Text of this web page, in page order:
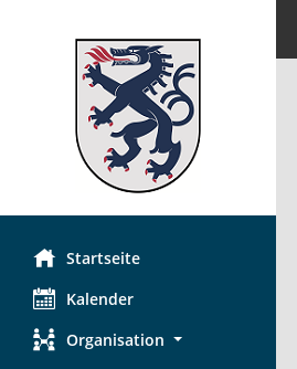
Startseite
Kalender
Organisation